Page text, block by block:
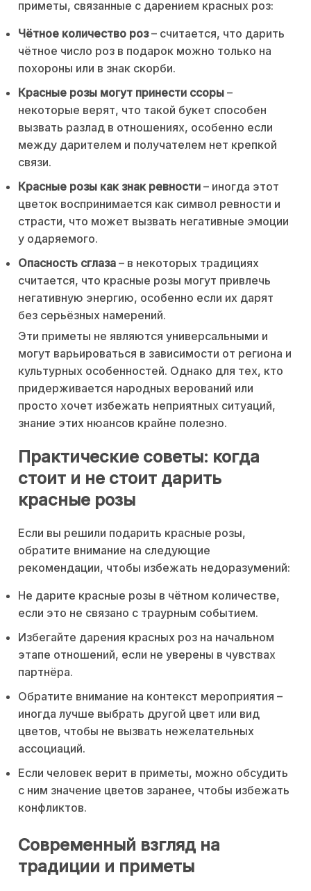
приметы, связанные с дарением красных роз:
Чётное количество роз– считается, что дарить
чётное число роз в подарок можно только на
похороны или в знак скорби.
Красные розы могут принести ссоры –
некоторые верят, что такой букет способен
вызвать разлад в отношениях, особенно если
между дарителем и получателем нет крепкой
связи.
Красные розы как знак ревности – иногда этот
цветок воспринимается как символ ревности и
страсти, что может вызвать негативные эмоции
у одаряемого.
Опасность сглаза – в некоторых традициях
считается, что красные розы могут привлечь
негативную энергию, особенно если их дарят
без серьёзных намерений.
Эти приметы не являются универсальными и
могут варьироваться в зависимости от региона и
культурных особенностей. Однако для тех, кто
придерживается народных верований или
просто хочет избежать неприятных ситуаций,
знание этих нюансов крайне полезно.
Практические советы: когда
стоит и не стоит дарить
красные розы
Если вы решили подарить красные розы,
обратите внимание на следующие
рекомендации, чтобы избежать недоразумений:
Не дарите красные розы в чётном количестве,
если это не связано с траурным событием.
Избегайте дарения красных роз на начальном
этапе отношений, если не уверены в чувствах
партнёра.
Обратите внимание на контекст мероприятия –
иногда лучше выбрать другой цвет или вид
цветов, чтобы не вызвать нежелательных
ассоциаций.
Если человек верит в приметы, можно обсудить
с ним значение цветов заранее, чтобы избежать
конфликтов.
Современный взгляд на
традиции и приметы